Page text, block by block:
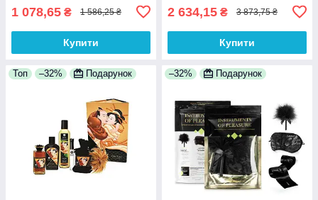
1 078,65 ₴ 1 586,25 ₴
Купити
2 634,15 ₴ 3 873,75 ₴
Купити
Топ –32% Подарунок –32% Подарунок